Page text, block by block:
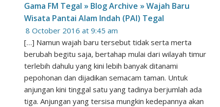
Gama FM Tegal » Blog Archive » Wajah Baru
Wisata Pantai Alam Indah (PAI) Tegal
8 October 2016 at 9:45 am
[…] Namun wajah baru tersebut tidak serta merta
berubah begitu saja, bertahap mulai dari wilayah timur
terlebih dahulu yang kini lebih banyak ditanami
pepohonan dan dijadikan semacam taman. Untuk
anjungan kini tinggal satu yang tadinya berjumlah ada
tiga. Anjungan yang tersisa mungkin kedepannya akan